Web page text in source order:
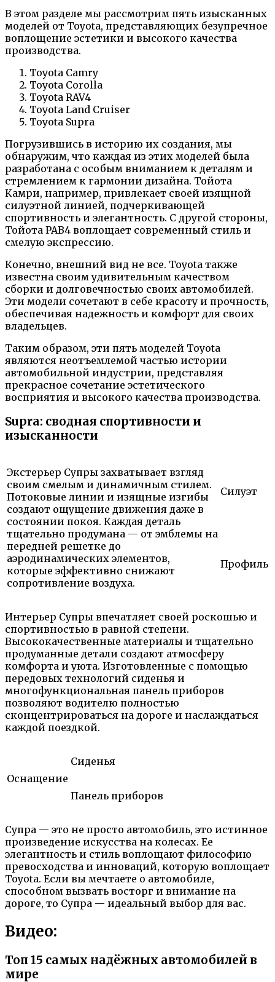
В этом разделе мы рассмотрим пять изысканных
моделей от Toyota, представляющих безупречное
воплощение эстетики и высокого качества
производства.
Toyota Camry
Toyota Corolla
Toyota RAV4
Toyota Land Cruiser
Toyota Supra
Погрузившись в историю их создания, мы
обнаружим, что каждая из этих моделей была
разработана с особым вниманием к деталям и
стремлением к гармонии дизайна. Тойота
Камри, например, привлекает своей изящной
силуэтной линией, подчеркивающей
спортивность и элегантность. С другой стороны,
Тойота РАВ4 воплощает современный стиль и
смелую экспрессию.
Конечно, внешний вид не все. Toyota также
известна своим удивительным качеством
сборки и долговечностью своих автомобилей.
Эти модели сочетают в себе красоту и прочность,
обеспечивая надежность и комфорт для своих
владельцев.
Таким образом, эти пять моделей Toyota
являются неотъемлемой частью истории
автомобильной индустрии, представляя
прекрасное сочетание эстетического
восприятия и высокого качества производства.
Supra: сводная спортивности и
изысканности
Экстерьер Супры захватывает взгляд
своим смелым и динамичным стилем.
Потоковые линии и изящные изгибы
создают ощущение движения даже в
состоянии покоя. Каждая деталь
тщательно продумана — от эмблемы на
передней решетке до
аэродинамических элементов,
которые эффективно снижают
сопротивление воздуха.
Силуэт
Профиль
Интерьер Супры впечатляет своей роскошью и
спортивностью в равной степени.
Высококачественные материалы и тщательно
продуманные детали создают атмосферу
комфорта и уюта. Изготовленные с помощью
передовых технологий сиденья и
многофункциональная панель приборов
позволяют водителю полностью
сконцентрироваться на дороге и наслаждаться
каждой поездкой.
Оснащение
Сиденья
Панель приборов
Супра — это не просто автомобиль, это истинное
произведение искусства на колесах. Ее
элегантность и стиль воплощают философию
превосходства и инноваций, которую воплощает
Toyota. Если вы мечтаете о автомобиле,
способном вызвать восторг и внимание на
дороге, то Супра — идеальный выбор для вас.
Видео:
Топ 15 самых надёжных автомобилей в
мире